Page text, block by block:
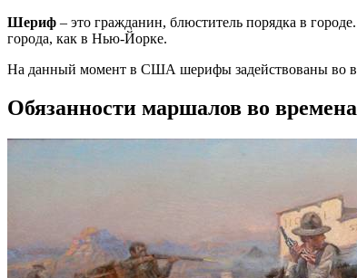
Шериф – это гражданин, блюститель порядка в
города, как в Нью-Йорке.
На данный момент в США шерифы задействованы во
Обязанности маршалов во